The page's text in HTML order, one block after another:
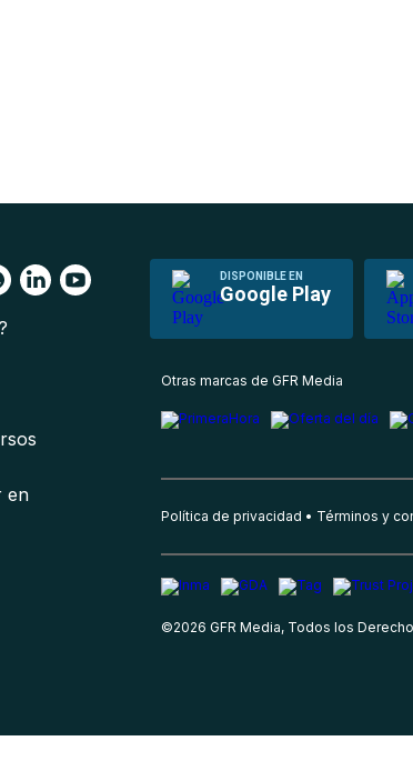
DISPONIBLE EN
Google Play
en
Otras marcas de GFR Media
Política de privacidad Términos y
©2026 GFR Media, Todos los